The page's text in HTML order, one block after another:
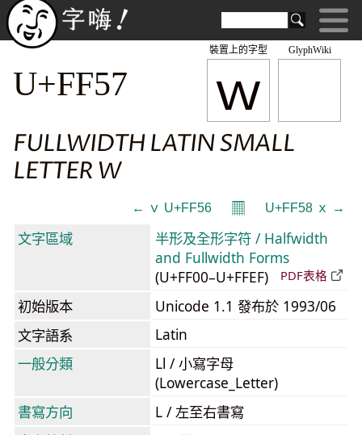
GlyphWiki
ｗ
裝置上的字型
U+FF57
FULLWIDTH LATIN SMALL
LETTER W
← ｖ U+FF56 𝄜 U+FF58 ｘ →
文字區域
半形及全形字符 / Halfwidth
and Fullwidth Forms
(U+FF00–U+FFEF)
PDF表格
初始版本
Unicode 1.1 發布於 1993/06
文字語系
Latin
一般分類
Ll / 小寫字母
(Lowercase_Letter)
書寫方向
L / 左至右書寫